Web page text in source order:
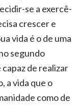
se a exercê-
crescer e
vida é o de uma
segundo
de realizar
a vida que o
como de